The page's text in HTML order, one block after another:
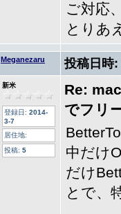
ご対応
とりあ
Meganezaru 投稿日時:
新米
登録日: 2014-
3-7
居住地:
投稿: 5
Re:
でフリ
中だけ
だけ
とで、